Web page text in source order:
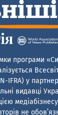
програми
IFRA) у
видавці
не